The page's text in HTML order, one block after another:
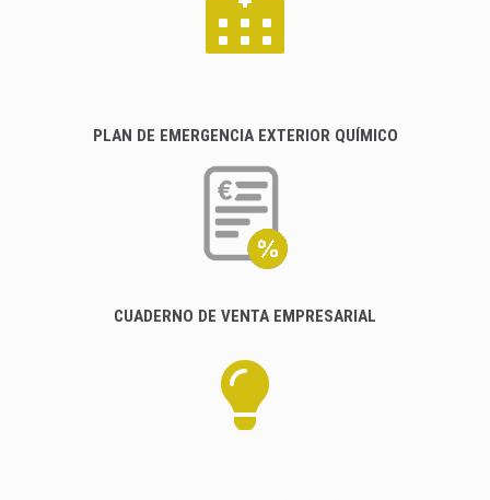
PLAN DE EMERGENCIA EXTERIOR QUÍMICO
CUADERNO DE VENTA EMPRESARIAL